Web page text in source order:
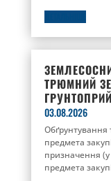
ТРЮМНИЙ
03.08.2026
Обґрунтування
предмета
призначення (у
предмета